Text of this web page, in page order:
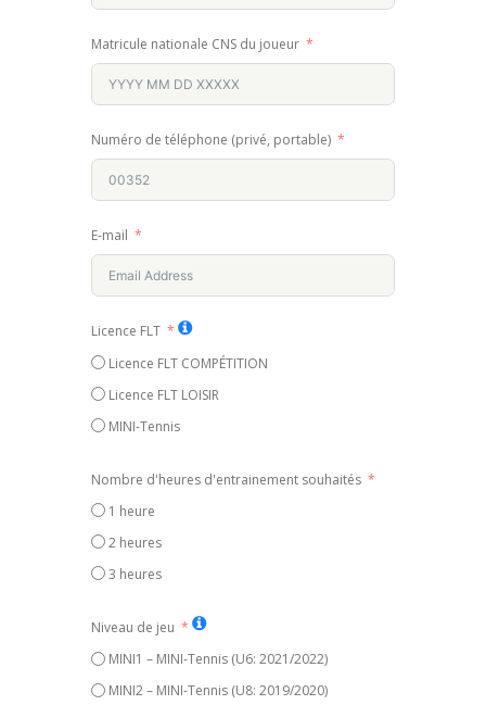
Matricule nationale CNS du joueur
Numéro de téléphone (privé, portable)
E-mail
Licence FLT
Licence FLT COMPÉTITION
Licence FLT LOISIR
MINI-Tennis
Nombre d'heures d'entrainement souhaités
1 heure
2 heures
3 heures
Niveau de jeu
MINI1 – MINI-Tennis (U6: 2021/2022)
MINI2 – MINI-Tennis (U8: 2019/2020)